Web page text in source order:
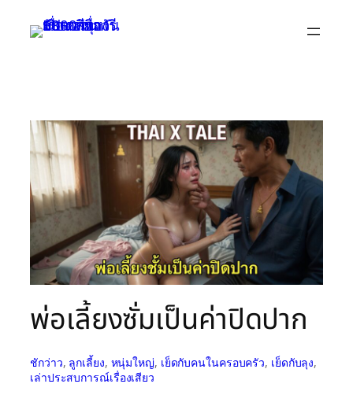
พ่อเลี้ยงซั่มเป็นค่าปิดปาก
ชักว่าว, ลูกเลี้ยง, หนุ่มใหญ่, เย็ดกับคนในครอบครัว, เย็ดกับลุง
เล่าประสบการณ์เรื่องเสียว